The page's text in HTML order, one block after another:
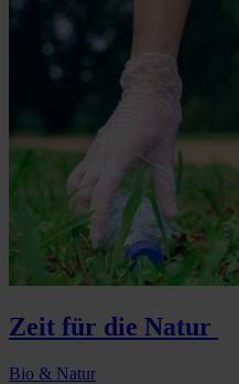
Zeit für die Natur
Bio & Natur